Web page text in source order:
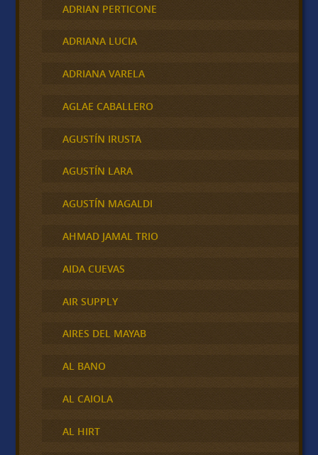
ADRIAN PERTICONE
ADRIANA LUCIA
ADRIANA VARELA
AGLAE CABALLERO
AGUSTÍN IRUSTA
AGUSTÍN LARA
AGUSTÍN MAGALDI
AHMAD JAMAL TRIO
AIDA CUEVAS
AIR SUPPLY
AIRES DEL MAYAB
AL BANO
AL CAIOLA
AL HIRT